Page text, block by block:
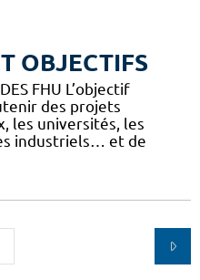
OBJECTIFS
FHU L’objectif
des projets
les universités, les
industriels… et de